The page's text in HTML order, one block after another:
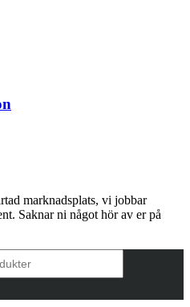
marknadsplats, vi jobbar
Saknar ni något hör av er på